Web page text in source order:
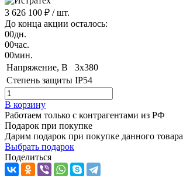
3 626 100 ₽ / шт.
До конца акции осталось:
00дн.
00час.
00мин.
Напряжение, B
3x380
Степень защиты IP54
В корзину
Работаем только с контрагентами из РФ
Подарок при покупке
Дарим подарок при покупке данного товара
Выбрать подарок
Поделиться